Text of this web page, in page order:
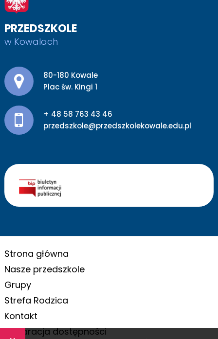
PRZEDSZKOLE
w Kowalach
Adres pocztowy:
80-180 Kowale
Plac św. Kingi 1
+ 48 58 763 43 46
przedszkole@przedszkolekowale.edu.pl
Strona główna
Nasze przedszkole
Grupy
Strefa Rodzica
Kontakt
Deklaracja dostępności